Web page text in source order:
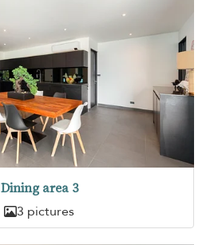
Dining area 3
3 pictures